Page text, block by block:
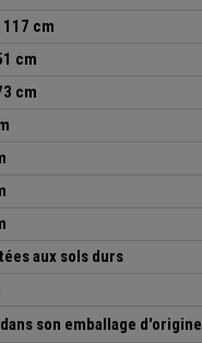
117 cm
cm
cm
aux sols durs
son emballage d'origine